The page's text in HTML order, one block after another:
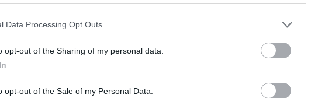
Data Processing Opt Outs
opt-out of the Sharing of my personal data.
opt-out of the Sale of my Personal Data.
pozitív benyomásokkal gazdagodtak a
akik szeretik, és vannak akik nem.
generál, ami akkor a legjobb, ha
a péntek nem igazán szól a
Mi a versenyzés miatt vagyunk itt.
emelték a szimulációk hatékonyságát,
Megvan,